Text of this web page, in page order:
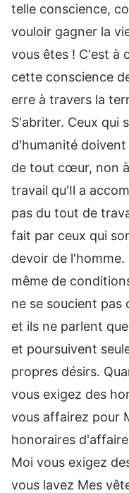
telle conscience,
vouloir gagner la
vous êtes ! C'est à
cette conscience
erre à travers la
S'abriter. Ceux qui
d'humanité
de tout cœur, non
travail qu'Il a
pas du tout de
fait par ceux qui
devoir de
même de
ne se soucient pas
et ils ne parlent
et poursuivent
propres désirs.
vous exigez des
vous affairez pour
honoraires
Moi vous exigez
vous lavez Mes